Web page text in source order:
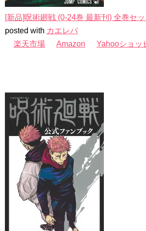
[新品]呪術廻戦 (0-24巻 最新刊) 全巻セッ
posted with カエレバ
楽天市場
Amazon Yahooショッ